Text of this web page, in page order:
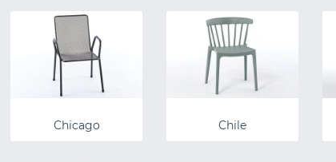
Chicago Chile